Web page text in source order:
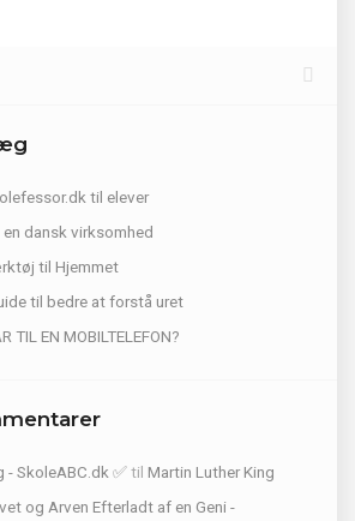
til elever
dansk virksomhed
til Hjemmet
til bedre at forstå uret
TIL EN MOBILTELEFON?
- SkoleABC.dk ✅til Martin Luther King
og Arven Efterladt af en Geni -